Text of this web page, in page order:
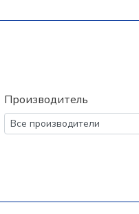
Производитель